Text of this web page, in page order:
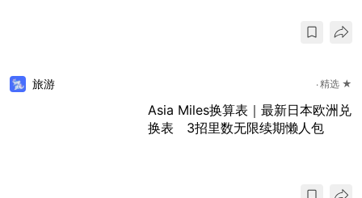
旅游 精选 ★
Asia Miles换算表｜最新日本欧洲兑
换表 3招里数无限续期懒人包